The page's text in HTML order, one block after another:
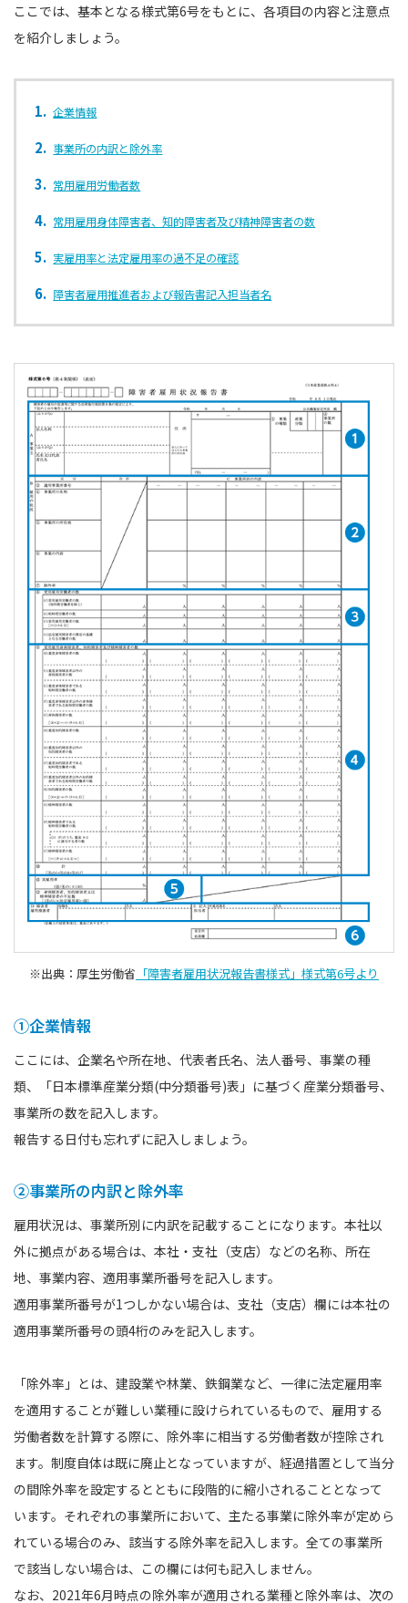
ここでは、基本となる様式第6号をもとに、各項目の内容と注意点
を紹介しましょう。
企業情報
事業所の内訳と除外率
常⽤雇⽤労働者数
常用雇用身体障害者、知的障害者及び精神障害者の数
実雇⽤率と法定雇⽤率の過不⾜の確認
障害者雇⽤推進者および報告書記⼊担当者名
※出典：厚生労働省 「障害者雇用状況報告書様式」様式第6号より
①企業情報
ここには、企業名や所在地、代表者氏名、法人番号、事業の種
類、「日本標準産業分類(中分類番号)表」に基づく産業分類番号、
事業所の数を記入します。
報告する日付も忘れずに記入しましょう。
②事業所の内訳と除外率
雇用状況は、事業所別に内訳を記載することになります。本社以
外に拠点がある場合は、本社・支社（支店）などの名称、所在
地、事業内容、適用事業所番号を記入します。
適用事業所番号が1つしかない場合は、支社（支店）欄には本社の
適用事業所番号の頭4桁のみを記入します。
「除外率」とは、建設業や林業、鉄鋼業など、一律に法定雇用率
を適用することが難しい業種に設けられているもので、雇用する
労働者数を計算する際に、除外率に相当する労働者数が控除され
ます。制度自体は既に廃止となっていますが、経過措置として当分
の間除外率を設定するとともに段階的に縮小されることとなって
います。それぞれの事業所において、主たる事業に除外率が定めら
れている場合のみ、該当する除外率を記入します。全ての事業所
で該当しない場合は、この欄には何も記入しません。
なお、2021年6月時点の除外率が適用される業種と除外率は、次の